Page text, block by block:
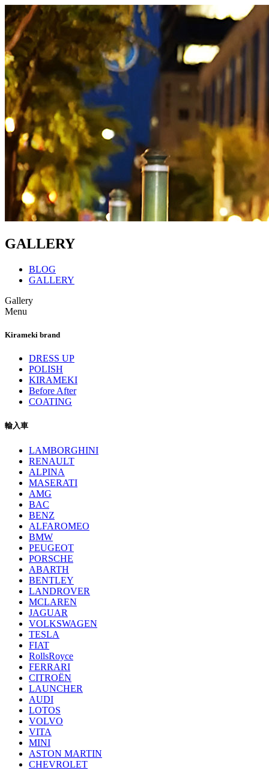
GALLERY
BLOG
GALLERY
Gallery
Menu
Kirameki brand
DRESS UP
POLISH
KIRAMEKI
Before After
COATING
輸入車
LAMBORGHINI
RENAULT
ALPINA
MASERATI
AMG
BAC
BENZ
ALFAROMEO
BMW
PEUGEOT
PORSCHE
ABARTH
BENTLEY
LANDROVER
MCLAREN
JAGUAR
VOLKSWAGEN
TESLA
FIAT
RollsRoyce
FERRARI
CITROËN
LAUNCHER
AUDI
LOTOS
VOLVO
VITA
MINI
ASTON MARTIN
CHEVROLET